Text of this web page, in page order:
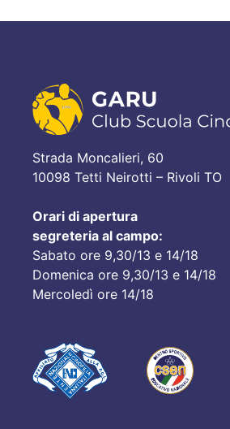
Strada Moncalieri, 60
10098 Tetti Neirotti – Rivoli TO
Orari di apertura
segreteria al campo:
Sabato ore 9,30/13 e 14/18
Domenica ore 9,30/13 e 14/18
Mercoledì ore 14/18